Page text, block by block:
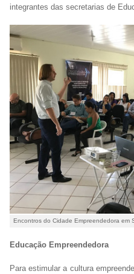
integrantes das secretarias de
Encontros do Cidade Empreendedora em
Educação Empreendedora
Para estimular a cultura